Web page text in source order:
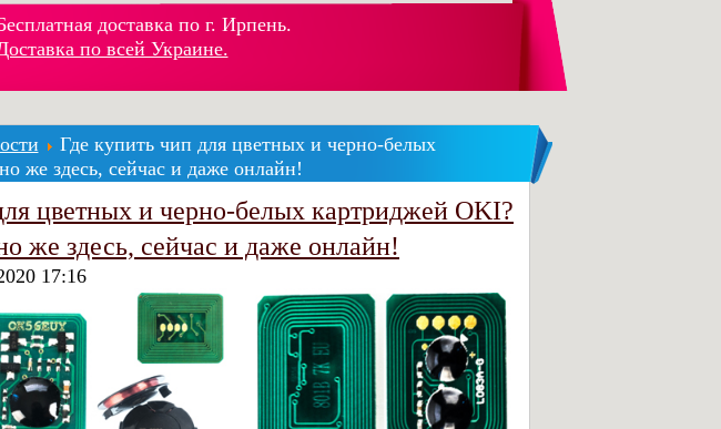
доставка по г. Ирпень.
по всей Украине.
Где купить чип для цветных и черно-белых
же здесь, сейчас и даже онлайн!
цветных и черно-белых картриджей OKI?
же здесь, сейчас и даже онлайн!
17:16